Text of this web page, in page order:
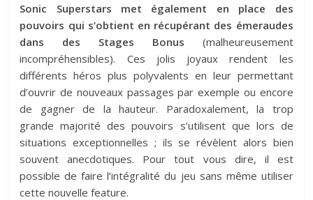
Sonic Superstars met également en place des
pouvoirs qui s’obtient en récupérant des émeraudes
dans des Stages Bonus (malheureusement
incompréhensibles). Ces jolis joyaux rendent les
différents héros plus polyvalents en leur permettant
d’ouvrir de nouveaux passages par exemple ou encore
de gagner de la hauteur. Paradoxalement, la trop
grande majorité des pouvoirs s’utilisent que lors de
situations exceptionnelles ; ils se révèlent alors bien
souvent anecdotiques. Pour tout vous dire, il est
possible de faire l’intégralité du jeu sans même utiliser
cette nouvelle feature.